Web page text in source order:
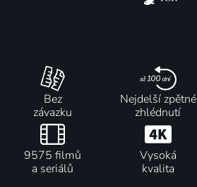
Bez
závazku
Nejdelší zpětné
zhlédnutí
9575 filmů
a seriálů
Vysoká
kvalita